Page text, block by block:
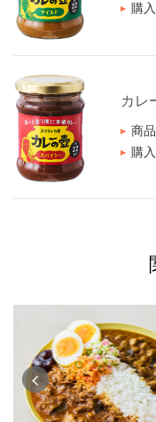
購
カレ
商
購